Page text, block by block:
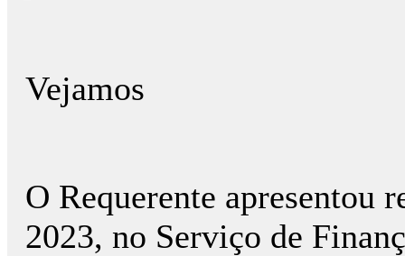
Vejamos
O Requerente apresentou
2023, no Serviço de